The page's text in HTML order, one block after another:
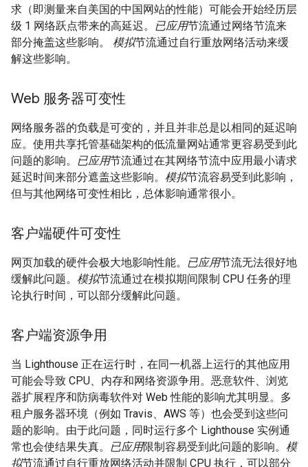
求（即测量来自美国的中国网站的性能）可能会开始经历层
级 1 网络跃点带来的高延迟。 已应用节流通过网络节流来
部分掩盖这些影响。 模拟节流通过自行重放网络活动来缓
解这些影响。
Web 服务器可变性
网络服务器的负载是可变的，并且并非总是以相同的延迟响
应。使用共享托管基础架构的低流量网站通常更容易受到此
问题的影响。 已应用节流通过在其网络节流中应用最小请求
延迟时间来部分遮盖这些影响。 模拟节流容易受到此影响，
但与其他网络可变性相比，总体影响通常很小。
客户端硬件可变性
网页加载的硬件会极大地影响性能。 已应用节流无法很好地
缓解此问题。 模拟节流通过在模拟期间限制 CPU 任务的理
论执行时间，可以部分缓解此问题。
客户端资源争用
当 Lighthouse 正在运行时，在同一机器上运行的其他应用
可能会导致 CPU、内存和网络资源争用。恶意软件、浏览
器扩展程序和防病毒软件对 Web 性能的影响尤其明显。多
租户服务器环境（例如 Travis、AWS 等）也会受到这些问
题的影响。由于此问题，同时运行多个 Lighthouse 实例通
常也会使结果失真。 已应用限制容易受到此问题的影响。 模
拟节流通过自行重放网络活动并限制 CPU 执行，可以部分